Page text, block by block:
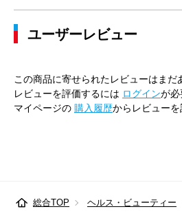
ユーザーレビュー
この商品に寄せられたレビューはまだ
レビューを評価するには ログインが必
マイページの 購入履歴からレビューを
総合TOP ヘルス・ビューティー